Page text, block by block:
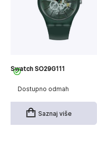
Dostupno odmah
Swatch SO29G111
Saznaj više